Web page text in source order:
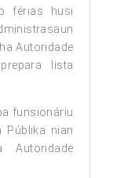
férias husi
Autoridade
lista
funsionáriu
Públika nian
Autoridade